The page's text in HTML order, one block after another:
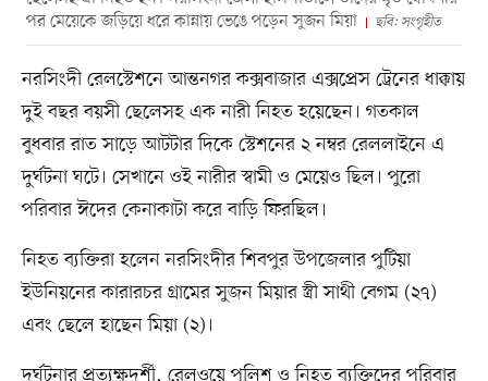
পর মেয়েকে জড়িয়ে ধরে কান্নায় ভেঙে পড়েন সুজন মিয়া
ছবি: সংগৃহীত
নরসিংদী রেলস্টেশনে আন্তনগর কক্সবাজার এক্সপ্রেস ট্রেনের ধাক্কায়
দুই বছর বয়সী ছেলেসহ এক নারী নিহত হয়েছেন। গতকাল
বুধবার রাত সাড়ে আটটার দিকে স্টেশনের ২ নম্বর রেললাইনে এ
দুর্ঘটনা ঘটে। সেখানে ওই নারীর স্বামী ও মেয়েও ছিল। পুরো
পরিবার ঈদের কেনাকাটা করে বাড়ি ফিরছিল।
নিহত ব্যক্তিরা হলেন নরসিংদীর শিবপুর উপজেলার পুটিয়া
ইউনিয়নের কারারচর গ্রামের সুজন মিয়ার স্ত্রী সাথী বেগম (২৭)
এবং ছেলে হাছেন মিয়া (২)।
দুর্ঘটনার প্রত্যক্ষদর্শী, রেলওয়ে পুলিশ ও নিহত ব্যক্তিদের পরিবার